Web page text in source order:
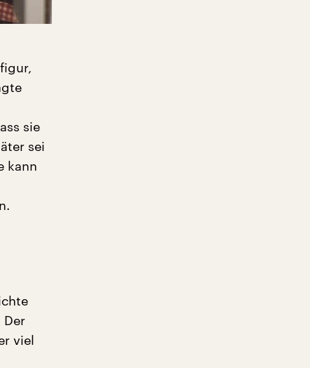
sie
sei
kann
Der
viel